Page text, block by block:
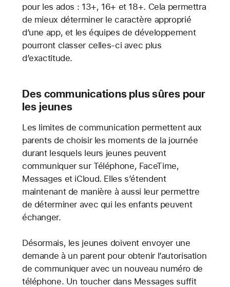
pour les ados : 13+, 16+ et 18+. Cela permettra
de mieux déterminer le caractère approprié
d’une app, et les équipes de développement
pourront classer celles-ci avec plus
d’exactitude.
Des communications plus sûres pour
les jeunes
Les limites de communication permettent aux
parents de choisir les moments de la journée
durant lesquels leurs jeunes peuvent
communiquer sur Téléphone, FaceTime,
Messages et iCloud. Elles s’étendent
maintenant de manière à aussi leur permettre
de déterminer avec qui les enfants peuvent
échanger.
Désormais, les jeunes doivent envoyer une
demande à un parent pour obtenir l’autorisation
de communiquer avec un nouveau numéro de
téléphone. Un toucher dans Messages suffit